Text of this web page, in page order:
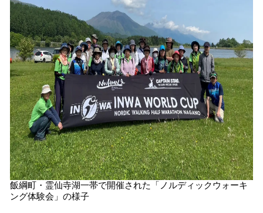
中
で
す
飯綱町・霊仙寺湖一帯で開催された「ノルディックウォーキ
ング体験会」の様子